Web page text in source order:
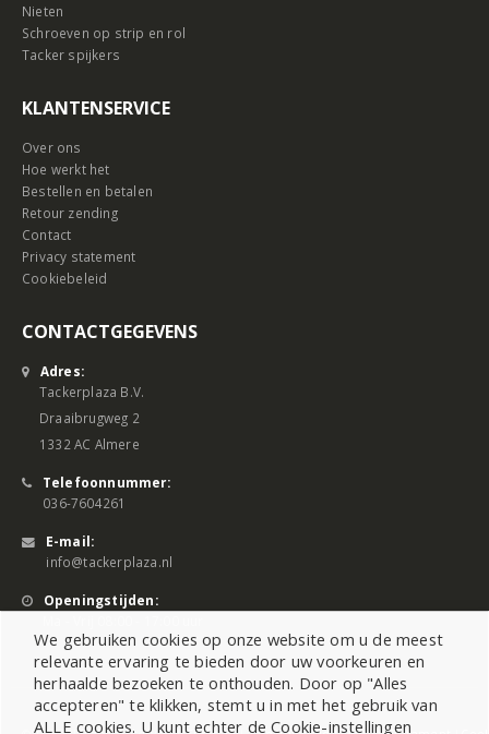
Nieten
Schroeven op strip en rol
Tacker spijkers
KLANTENSERVICE
Over ons
Hoe werkt het
Bestellen en betalen
Retour zending
Contact
Privacy statement
Cookiebeleid
CONTACTGEGEVENS
Adres:
Tackerplaza B.V.
Draaibrugweg 2
1332 AC Almere
Telefoonnummer:
036-7604261
E-mail:
info@tackerplaza.nl
Openingstijden:
We gebruiken cookies op onze website om u de meest
relevante ervaring te bieden door uw voorkeuren en
herhaalde bezoeken te onthouden. Door op "Alles
accepteren" te klikken, stemt u in met het gebruik van
ALLE cookies. U kunt echter de Cookie-instellingen